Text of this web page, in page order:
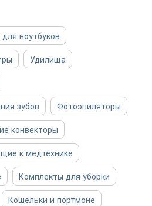
ноутбуков
Удилища
зубов
Фотоэпиляторы
конвекторы
к медтехнике
Комплекты для уборки
Кошельки и портмоне